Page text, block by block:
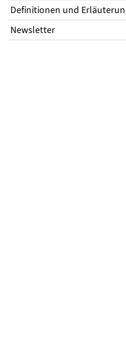
Definitionen und
Newsletter